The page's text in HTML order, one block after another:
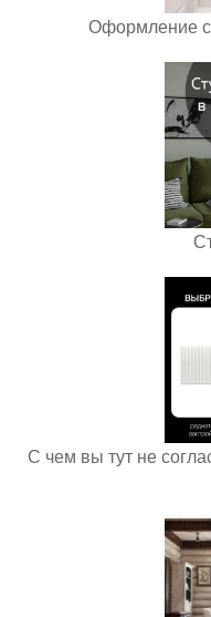
Оформление
С чем вы тут не